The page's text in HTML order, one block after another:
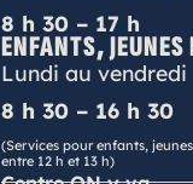
8 h 30 – 17 h
ENFANTS, JEUNES
Lundi au vendredi
8 h 30 – 16 h 30
(Services pour enfants,
entre 12 h et 13 h)